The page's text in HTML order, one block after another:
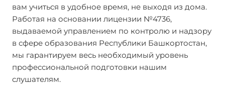
вам учиться в удобное время, не выходя из дома.
Работая на основании лицензии №4736,
выдаваемой управлением по контролю и надзору
в сфере образования Республики Башкортостан,
мы гарантируем весь необходимый уровень
профессиональной подготовки нашим
слушателям.